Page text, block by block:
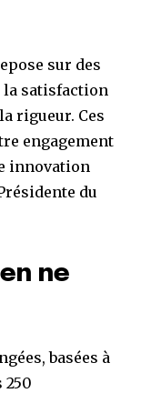
sur des
la satisfaction
rigueur. Ces
engagement
innovation
du
ne
basées à
250